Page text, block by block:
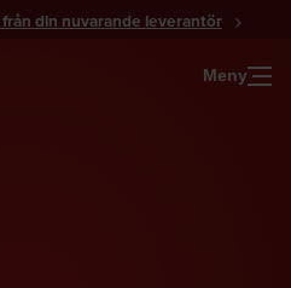
din nuvarande leverantör
Meny